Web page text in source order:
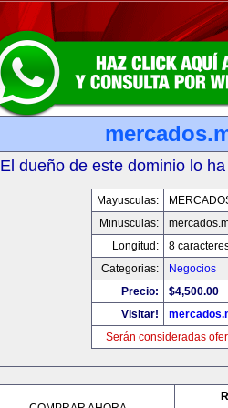
El dueño de este dominio lo
Mayusculas:
Minusculas:
Longitud:
8
Categorias:
Negocios
Precio:
$4,500.00
Visitar!
Serán consideradas